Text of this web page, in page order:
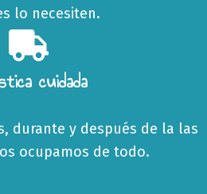
lo necesiten.
cuidada
durante y después de la las
ocupamos de todo.